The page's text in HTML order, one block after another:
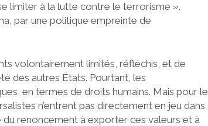
limiter à la lutte contre le terrorisme ».
par une politique empreinte de
volontairement limités, réfléchis, et de
des autres États. Pourtant, les
en termes de droits humains. Mais pour le
n’entrent pas directement en jeu dans
renoncement à exporter ces valeurs et à